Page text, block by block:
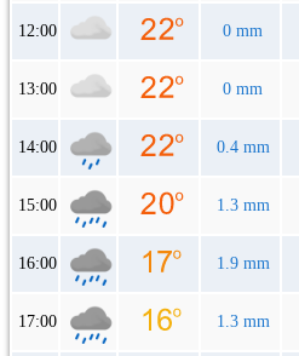
12:00 0 mm
13:00 0 mm
14:00 0.4 mm
15:00 1.3 mm
16:00 1.9 mm
17:00 1.3 mm